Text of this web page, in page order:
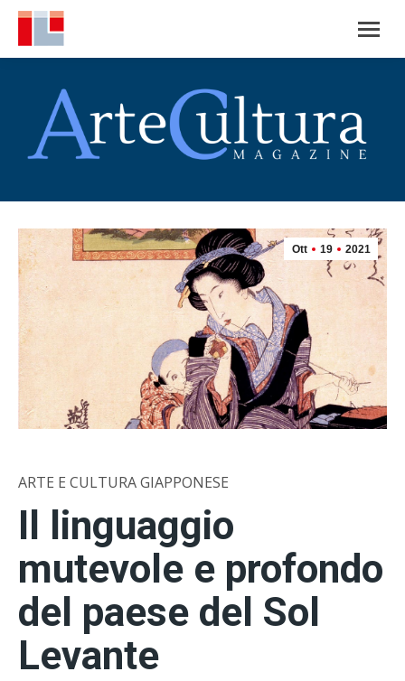
Ott 19 2021
ARTE E CULTURA GIAPPONESE
Il linguaggio
mutevole e profondo
del paese del Sol
Levante